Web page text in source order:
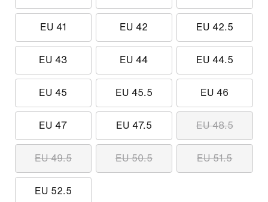
EU 41 EU 42 EU 42.5
EU 43 EU 44 EU 44.5
EU 45 EU 45.5 EU 46
EU 47 EU 47.5 EU 48.5
EU 49.5 EU 50.5 EU 51.5
EU 52.5